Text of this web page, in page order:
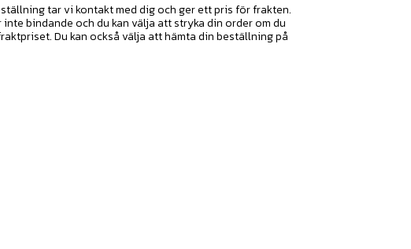
tar vi kontakt med dig och ger ett pris för frakten.
bindande och du kan välja att stryka din order om du
Du kan också välja att hämta din beställning på